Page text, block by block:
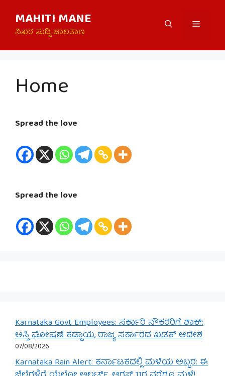
content
MAHITI MANE
ನಿಖರ ಸುದ್ದಿ ಜಾಲತಾಣ
Menu
Home
Spread the love
Spread the love
Karnataka Govt Employees: ಸರ್ಕಾರಿ ನೌಕರರಿಗೆ ಶಾಕ್:
ಆಸ್ತಿ ಘೋಷಣೆ ಕಡ್ಡಾಯ, ರಾಜ್ಯ ಸರ್ಕಾರದ ಖಡಕ್ ಆದೇಶ
07/08/2026
Karnataka Rain Alert: ಕರ್ನಾಟಕದಲ್ಲಿ ಮಳೆಯ ಅಬ್ಬರ: ಈ